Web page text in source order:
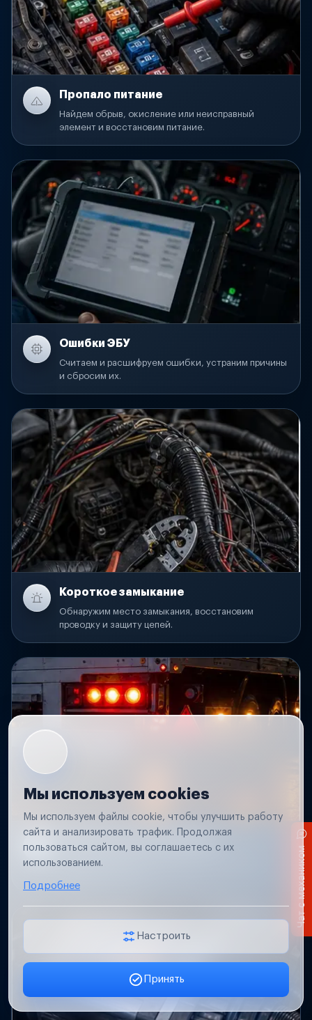
Пропало питание
Найдем обрыв, окисление или неисправный
элемент и восстановим питание.
Ошибки ЭБУ
Считаем и расшифруем ошибки, устраним причины
и сбросим их.
Короткое замыкание
Обнаружим место замыкания, восстановим
проводку и защиту цепей.
Не работает свет прицепа
Проверим проводку и разъемы, восстановим
Мы используем cookies
Мы используем файлы cookie, чтобы улучшить работу
сайта и анализировать трафик. Продолжая
пользоваться сайтом, вы соглашаетесь с их
использованием.
Подробнее
Настроить
Принять
Заявка онлайн
Чат с механиком